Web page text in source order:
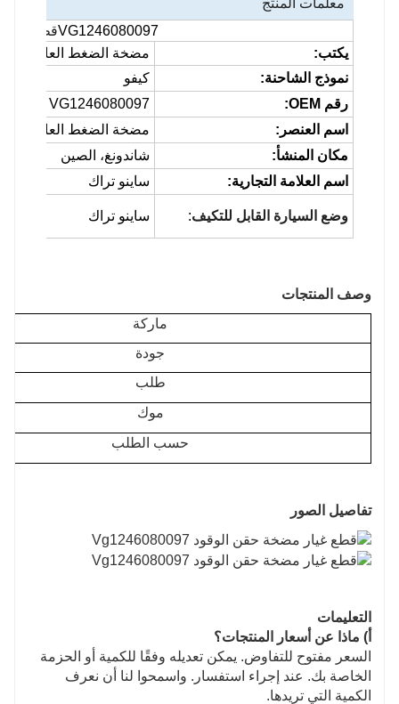
معلمات المنتج
VG1246080097قطع غيار
يكتب:
مضخة الضغط العالي
نموذج الشاحنة:
كيفو
رقم OEM:
VG1246080097
اسم العنصر:
مضخة الضغط العالي
مكان المنشأ:
شاندونغ، الصين
اسم العلامة التجارية:
ساينو تراك
وضع السيارة القابل للتكيف: ساينو تراك
وصف المنتجات
ماركة
جودة
طلب
موك
حسب الطلب
تفاصيل الصور
التعليمات
أ) ماذا عن أسعار المنتجات؟
السعر مفتوح للتفاوض. يمكن تعديله وفقًا للكمية أو الحزمة
الخاصة بك. عند إجراء استفسار. واسمحوا لنا أن نعرف
الكمية التي تريدها.